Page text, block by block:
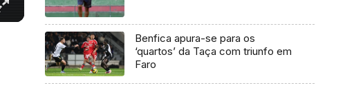
Benfica apura-se para os
‘quartos’ da Taça com triunfo em
Faro